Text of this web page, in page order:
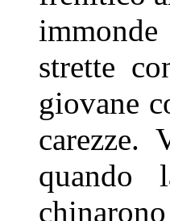
strette
giovane
carezze.
quando